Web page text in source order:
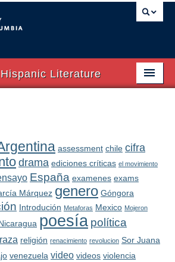
Literature
assessment chile cifra
drama ediciones críticas el movimiento
España examenes exams
Márquez genero Góngora
Introdución Metaforas Mexico Mojeron
poesía política
raza religión renacimiento revolucion Sor Juana
venezuela video videos violencia